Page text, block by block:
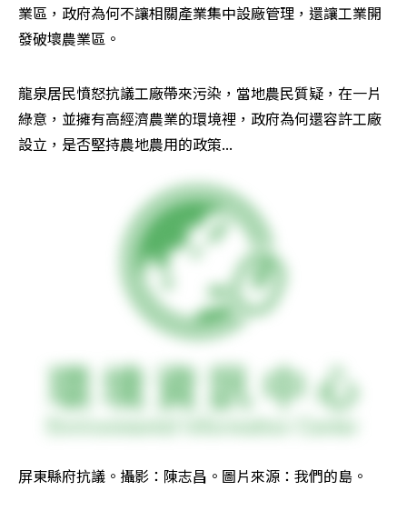
業區，政府為何不讓相關產業集中設廠管理，還讓工業開
發破壞農業區。
龍泉居民憤怒抗議工廠帶來污染，當地農民質疑，在一片
綠意，並擁有高經濟農業的環境裡，政府為何還容許工廠
設立，是否堅持農地農用的政策...
屏東縣府抗議。攝影：陳志昌。圖片來源：我們的島。